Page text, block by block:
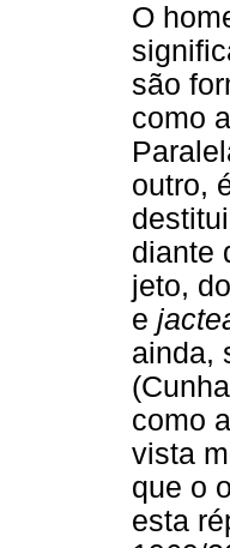
O
são
como
outro,
diante
jeto,
e
ainda,
como
vista
que o
esta